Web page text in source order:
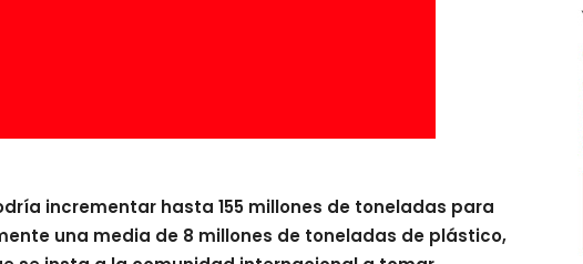
incrementar hasta 155 millones de toneladas para
una media de 8 millones de toneladas de plástico,